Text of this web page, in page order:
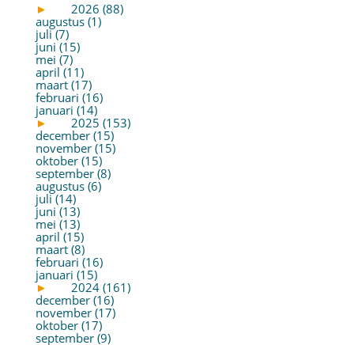
►
2026 (88)
augustus (1)
juli (7)
juni (15)
mei (7)
april (11)
maart (17)
februari (16)
januari (14)
►
2025 (153)
december (15)
november (15)
oktober (15)
september (8)
augustus (6)
juli (14)
juni (13)
mei (13)
april (15)
maart (8)
februari (16)
januari (15)
►
2024 (161)
december (16)
november (17)
oktober (17)
september (9)